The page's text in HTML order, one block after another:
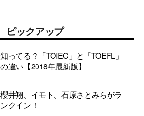
ピックアップ
知ってる？「TOIEC」と「TOEFL」
の違い【2018年最新版】
櫻井翔、イモト、石原さとみらがラ
ンクイン！